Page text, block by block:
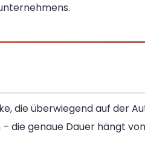
die überwiegend auf der
die genaue Dauer hängt